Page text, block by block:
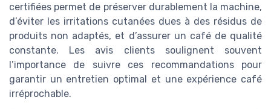
certifiées permet de préserver durablement la machine,
d’éviter les irritations cutanées dues à des résidus de
produits non adaptés, et d’assurer un café de qualité
constante. Les avis clients soulignent souvent
l’importance de suivre ces recommandations pour
garantir un entretien optimal et une expérience café
irréprochable.